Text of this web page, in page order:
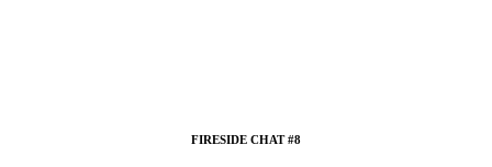
FIRESIDE CHAT #8